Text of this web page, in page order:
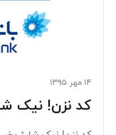
۱۴ مهر ۱۳۹۵
کد نزن! نیک